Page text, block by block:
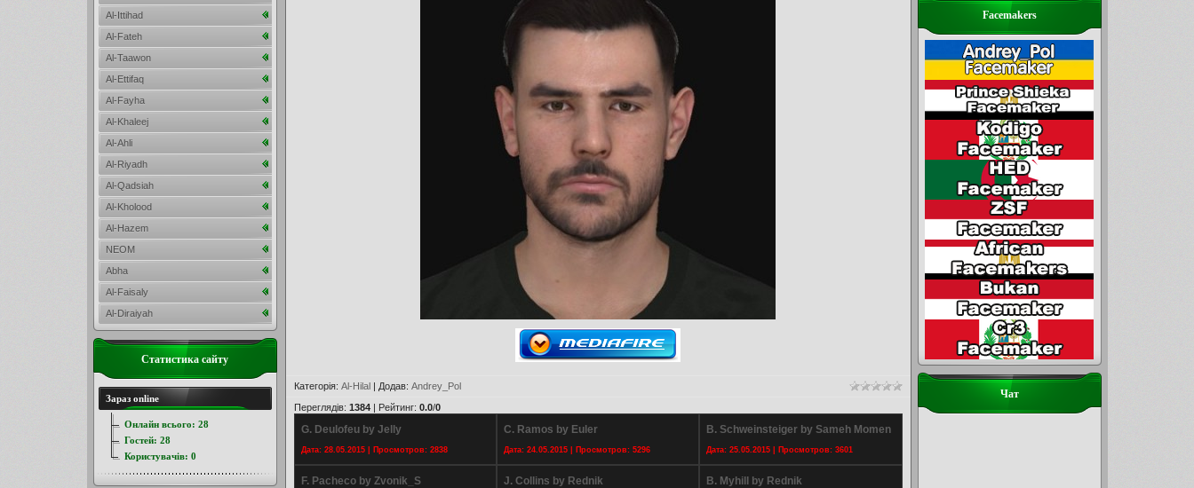
Категорія: Al-Hilal| Додав: Andrey_Pol
Переглядів: 1384| Рейтинг: 0.0/0
G. Deulofeu by Jelly
Дата: 28.05.2015 | Просмотров: 2838
C. Ramos by Euler
Дата: 24.05.2015 | Просмотров: 5296
B. Schweinsteiger by Sameh Momen
Дата: 25.05.2015 | Просмотров: 3601
F. Pacheco by Zvonik_S J. Collins by Rednik B. Myhill by Rednik
Facemakers
Чат
Al-Ittihad
Al-Fateh
Al-Taawon
Al-Ettifaq
Al-Fayha
Al-Khaleej
Al-Ahli
Al-Riyadh
Al-Qadsiah
Al-Kholood
Al-Hazem
NEOM
Abha
Al-Faisaly
Al-Diraiyah
Статистика сайту
Зараз online
Онлайн всього: 28
Гостей: 28
Користувачів: 0